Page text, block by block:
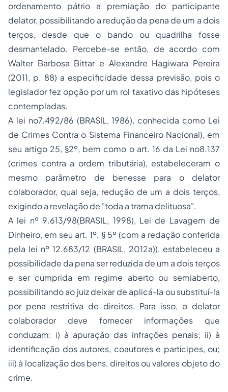
ordenamento pátrio a premiação do participante
delator, possibilitando a redução da pena de um a dois
terços, desde que o bando ou quadrilha fosse
desmantelado. Percebe-se então, de acordo com
Walter Barbosa Bittar e Alexandre Hagiwara Pereira
(2011, p. 88) a especificidade dessa previsão, pois o
legislador fez opção por um rol taxativo das hipóteses
contempladas.
A lei no7.492/86 (BRASIL, 1986), conhecida como Lei
de Crimes Contra o Sistema Financeiro Nacional), em
seu artigo 25, §2º, bem como o art. 16 da Lei no8.137
(crimes contra a ordem tributária), estabeleceram o
mesmo parâmetro de benesse para o delator
colaborador, qual seja, redução de um a dois terços,
exigindo a revelação de "toda a trama delituosa".
A lei nº 9.613/98(BRASIL, 1998), Lei de Lavagem de
Dinheiro, em seu art. 1º, § 5º (com a redação conferida
pela lei nº 12.683/12 (BRASIL, 2012a)), estabeleceu a
possibilidade da pena ser reduzida de um a dois terços
e ser cumprida em regime aberto ou semiaberto,
possibilitando ao juiz deixar de aplicá-la ou substituí-la
por pena restritiva de direitos. Para isso, o delator
colaborador deve fornecer informações que
conduzam: i) à apuração das infrações penais; ii) à
identificação dos autores, coautores e partícipes, ou;
iii) à localização dos bens, direitos ou valores objeto do
crime.